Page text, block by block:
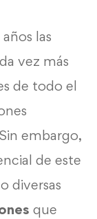
las
vez más
de todo el
embargo,
de este
diversas
que